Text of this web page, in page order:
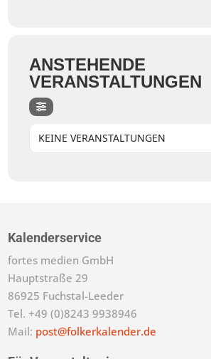
ANSTEHENDE
VERANSTALTUNGEN
KEINE VERANSTALTUNGEN
Kalenderservice
fortes medien GmbH
Hauptstraße 29
86925 Fuchstal-Leeder
Tel. +49 (0)8243 9938946
Mail: post@folkerkalender.de